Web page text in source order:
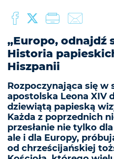
„Europo, odnajdź
Historia
Hiszpanii
Rozpoczynająca się w
apostolska Leona XIV
dziewiątą papieską
Każda z poprzednich
przesłanie nie tylko
ale i dla Europy,
od chrześcijańskiej